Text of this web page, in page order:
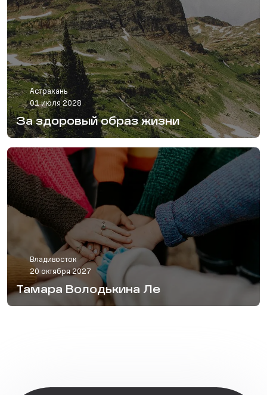
Астрахань
01 июля 2028
За здоровый образ жизни
Владивосток
20 октября 2027
Тамара Володькина Ле